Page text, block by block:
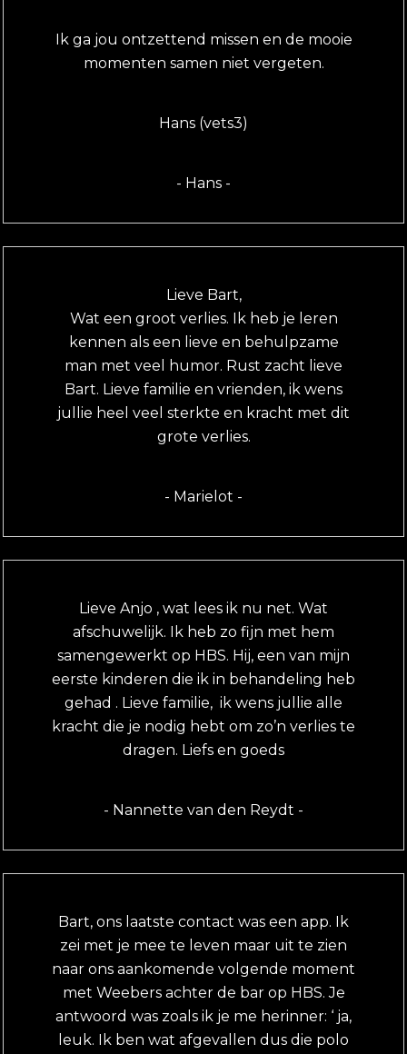
Ik ga jou ontzettend missen en de mooie
momenten samen niet vergeten.
Hans (vets3)
- Hans -
Lieve Bart,
Wat een groot verlies. Ik heb je leren
kennen als een lieve en behulpzame
man met veel humor. Rust zacht lieve
Bart. Lieve familie en vrienden, ik wens
jullie heel veel sterkte en kracht met dit
grote verlies.
- Marielot -
Lieve Anjo , wat lees ik nu net. Wat
afschuwelijk. Ik heb zo fijn met hem
samengewerkt op HBS. Hij, een van mijn
eerste kinderen die ik in behandeling heb
gehad . Lieve familie, ik wens jullie alle
kracht die je nodig hebt om zo’n verlies te
dragen. Liefs en goeds
- Nannette van den Reydt -
Bart, ons laatste contact was een app. Ik
zei met je mee te leven maar uit te zien
naar ons aankomende volgende moment
met Weebers achter de bar op HBS. Je
antwoord was zoals ik je me herinner: ‘ ja,
leuk. Ik ben wat afgevallen dus die polo